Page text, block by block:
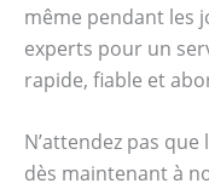
même pendant les
experts pour un
rapide, fiable et
N’attendez pas que
dès maintenant à